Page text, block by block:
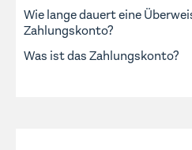
Wie lange dauert eine
Zahlungskonto?
Was ist das Zahlungskonto?